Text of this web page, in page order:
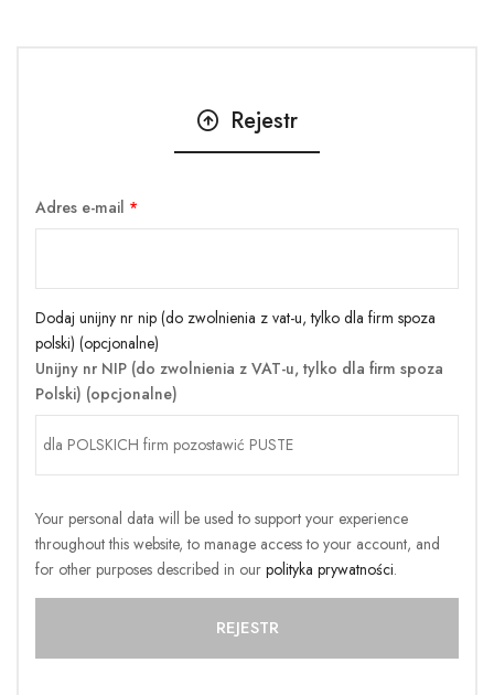
Rejestr
Adres e-mail *
Dodaj unijny nr nip (do zwolnienia z vat-u, tylko dla firm spoza
polski) (opcjonalne)
Unijny nr NIP (do zwolnienia z VAT-u, tylko dla firm spoza
Polski) (opcjonalne)
Your personal data will be used to support your experience
throughout this website, to manage access to your account, and
for other purposes described in our polityka prywatności.